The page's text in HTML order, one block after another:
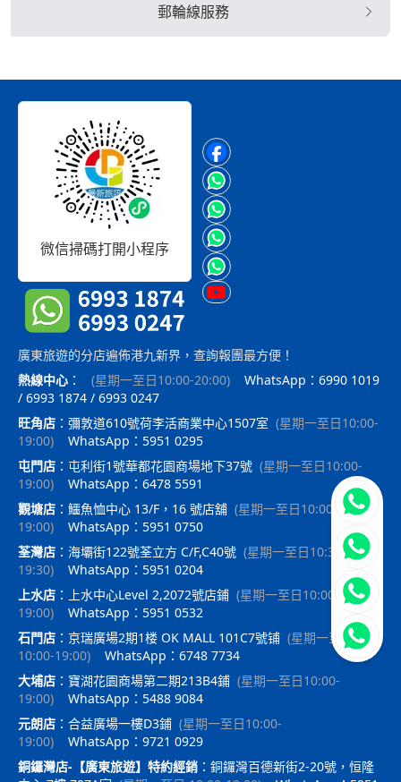
郵輪線服務
微信掃碼打開小程序
廣東旅遊的分店遍佈港九新界，查詢報團最方便！
熱線中心 ： (星期一至日10:00-20:00)
WhatsApp：6990 1019
/ 6993 1874 / 6993 0247
旺角店 ： 彌敦道610號荷李活商業中心1507室 (星期一至日10:00-
19:00)
WhatsApp：5951 0295
屯門店 ： 屯利街1號華都花園商場地下37號 (星期一至日10:00-
19:00)
WhatsApp：6478 5591
觀塘店 ： 鱷魚恤中心 13/F，16 號店舖 (星期一至日10:00-
19:00)
WhatsApp：5951 0750
荃灣店 ： 海壩街122號荃立方 C/F,C40號 (星期一至日10:30-
19:30)
WhatsApp：5951 0204
上水店 ： 上水中心Level 2,2072號店鋪 (星期一至日10:00-
19:00)
WhatsApp：5951 0532
石門店 ： 京瑞廣場2期1楼 OK MALL 101C7號铺 (星期一至日
10:00-19:00)
WhatsApp：6748 7734
大埔店 ： 寶湖花園商場第二期213B4鋪 (星期一至日10:00-
19:00)
WhatsApp：5488 9084
元朗店 ： 合益廣場一樓D3鋪 (星期一至日10:00-
19:00)
WhatsApp：9721 0929
銅鑼灣店-【廣東旅遊】特約經銷 ： 銅鑼灣百德新街2-20號，恒隆
立即